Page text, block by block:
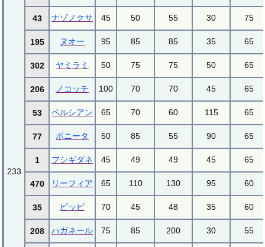
233
43 ナゾノクサ 45 50 55 30 75
195 ヌオー 95 85 85 35 65
302 ヤミラミ 50 75 75 50 65
206 ノコッチ 100 70 70 45 65
53 ペルシアン 65 70 60 115 65
77 ポニータ 50 85 55 90 65
1 フシギダネ 45 49 49 45 65
470 リーフィア 65 110 130 95 60
35 ピッピ 70 45 48 35 60
208 ハガネール 75 85 200 30 55